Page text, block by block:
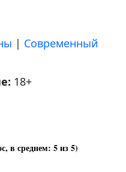
| Современный
18+
в среднем: 5из 5)